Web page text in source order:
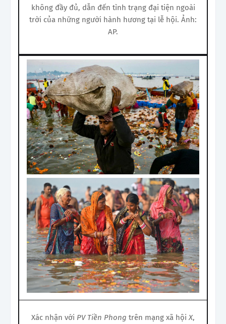
không đầy đủ, dẫn đến tình trạng đại tiện ngoài
trời của những người hành hương tại lễ hội. Ảnh:
AP.
Xác nhận với PV Tiền Phong trên mạng xã hộiX,